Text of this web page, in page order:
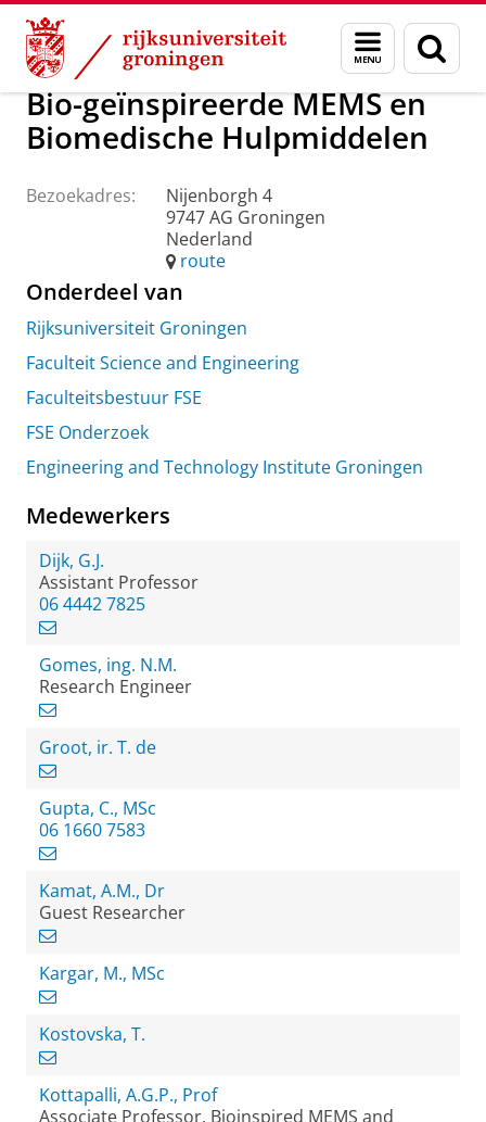
Skip
Content
Skip
Navigation
Menu
en
zoeken
Over ons Praktische zaken Waar vindt u ons
Bio-geïnspireerde MEMS en
Biomedische Hulpmiddelen
Bezoekadres:
Nijenborgh 4
9747 AG Groningen
Nederland
route
Onderdeel van
Rijksuniversiteit Groningen
Faculteit Science and Engineering
Faculteitsbestuur FSE
FSE Onderzoek
Engineering and Technology Institute Groningen
Medewerkers
Dijk, G.J.
Assistant Professor
06 4442 7825
Gomes, ing. N.M.
Research Engineer
Groot, ir. T. de
Gupta, C., MSc
06 1660 7583
Kamat, A.M., Dr
Guest Researcher
Kargar, M., MSc
Kostovska, T.
Kottapalli, A.G.P., Prof
Associate Professor, Bioinspired MEMS and